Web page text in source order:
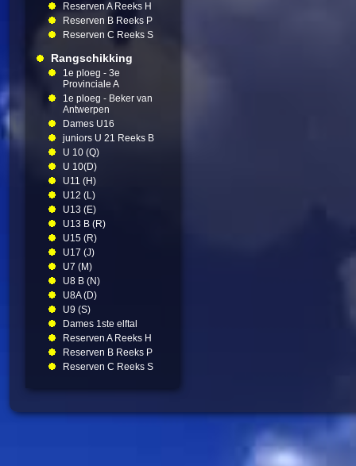
Reserven A Reeks H
Reserven B Reeks P
Reserven C Reeks S
Rangschikking
1e ploeg - 3e
Provinciale A
1e ploeg - Beker van
Antwerpen
Dames U16
juniors U 21 Reeks B
U 10 (Q)
U 10(D)
U11 (H)
U12 (L)
U13 (E)
U13 B (R)
U15 (R)
U17 (J)
U7 (M)
U8 B (N)
U8A (D)
U9 (S)
Dames 1ste elftal
Reserven A Reeks H
Reserven B Reeks P
Reserven C Reeks S